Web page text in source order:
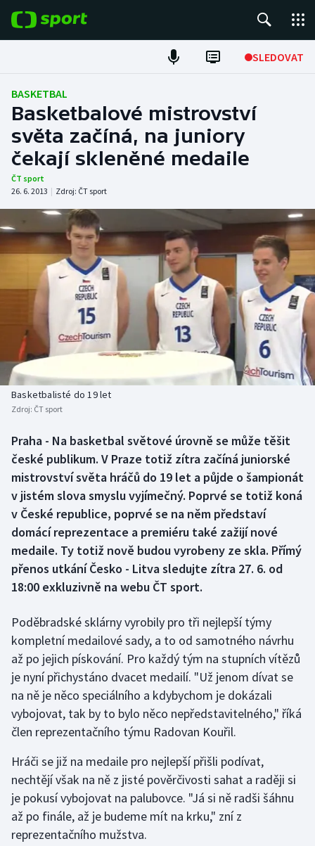
SLEDOVAT
Fotbal
Hokej
Tenis
Atletika
Cyklistika
DALŠÍ SPORTY
Americký fotbal
Baseball a softbal
Basketbal
Biatlon
Box
Curling
Dostihy
Florbal
Futsal
Golf
Gymnastika
Házená
Jezdectví
Judo
Krasobruslení
Lezení
NEPŘEHLÉDNĚTE
Soutěže
Historické návraty
Aplikace ČT sport
BASKETBAL
Basketbalové mistrovství
světa začíná, na juniory
čekají skleněné medaile
ČT sport
26. 6. 2013 | Zdroj: ČT sport
Basketbalisté do 19 let
Zdroj: ČT sport
Praha - Na basketbal světové úrovně se může těšit
české publikum. V Praze totiž zítra začíná juniorské
mistrovství světa hráčů do 19 let a půjde o šampionát
v jistém slova smyslu vyjímečný. Poprvé se totiž koná
v České republice, poprvé se na něm představí
domácí reprezentace a premiéru také zažijí nové
medaile. Ty totiž nově budou vyrobeny ze skla. Přímý
přenos utkání Česko - Litva sledujte zítra 27. 6. od
18:00 exkluzivně na webu ČT sport.
Poděbradské sklárny vyrobily pro tři nejlepší týmy
kompletní medailové sady, a to od samotného návrhu
až po jejich pískování. Pro každý tým na stupních vítězů
je nyní přichystáno dvacet medailí. "Už jenom dívat se
na ně je něco speciálního a kdybychom je dokázali
vybojovat, tak by to bylo něco nepředstavitelného," říká
člen reprezentačního týmu Radovan Kouřil.
Hráči se již na medaile pro nejlepší přišli podívat,
nechtějí však na ně z jisté pověrčivosti sahat a raději si
je pokusí vybojovat na palubovce. "Já si ně radši šáhnu
až po finále, až je budeme mít na krku," zní z
reprezentačního mužstva.